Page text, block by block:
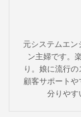
元システムエン
ン主婦です。
り。娘に流行の
顧客サポート
分りやす